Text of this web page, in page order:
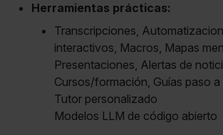
Herramientas prácticas:
Transcripciones,
interactivos, Macros, Mapas
Presentaciones, Alertas de
Cursos/formación, Guías paso a
Tutor personalizado
Modelos LLM de código abierto